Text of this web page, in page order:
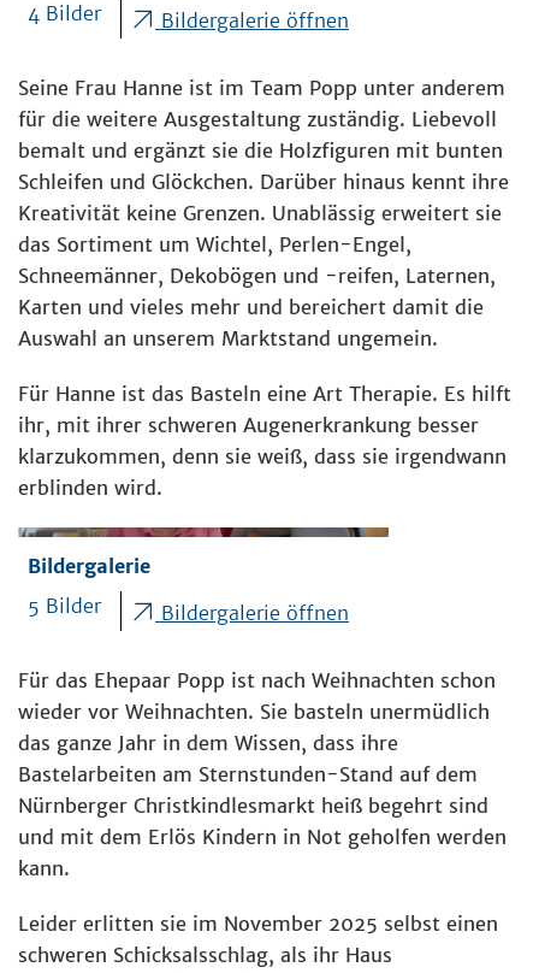
4 Bilder
Bildergalerie öffnen
Seine Frau Hanne ist im Team Popp unter anderem
für die weitere Ausgestaltung zuständig. Liebevoll
bemalt und ergänzt sie die Holzfiguren mit bunten
Schleifen und Glöckchen. Darüber hinaus kennt ihre
Kreativität keine Grenzen. Unablässig erweitert sie
das Sortiment um Wichtel, Perlen-Engel,
Schneemänner, Dekobögen und -reifen, Laternen,
Karten und vieles mehr und bereichert damit die
Auswahl an unserem Marktstand ungemein.
Für Hanne ist das Basteln eine Art Therapie. Es hilft
ihr, mit ihrer schweren Augenerkrankung besser
klarzukommen, denn sie weiß, dass sie irgendwann
erblinden wird.
Bildergalerie
5 Bilder
Bildergalerie öffnen
Für das Ehepaar Popp ist nach Weihnachten schon
wieder vor Weihnachten. Sie basteln unermüdlich
das ganze Jahr in dem Wissen, dass ihre
Bastelarbeiten am Sternstunden-Stand auf dem
Nürnberger Christkindlesmarkt heiß begehrt sind
und mit dem Erlös Kindern in Not geholfen werden
kann.
Leider erlitten sie im November 2025 selbst einen
schweren Schicksalsschlag, als ihr Haus